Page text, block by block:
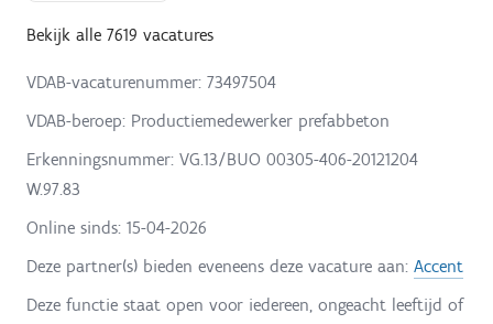
Bekijk alle 7619 vacatures
VDAB-vacaturenummer: 73497504
VDAB-beroep: Productiemedewerker prefabbeton
Erkenningsnummer: VG.13/BUO 00305-406-20121204
W.97.83
Online sinds: 15-04-2026
Deze partner(s) bieden eveneens deze vacature aan: Accent
Deze functie staat open voor iedereen, ongeacht leeftijd of